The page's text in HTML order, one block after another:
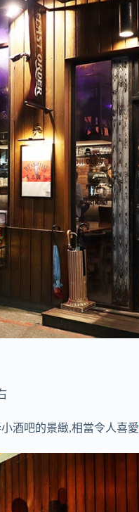
酒吧的景緻,相當令人喜愛